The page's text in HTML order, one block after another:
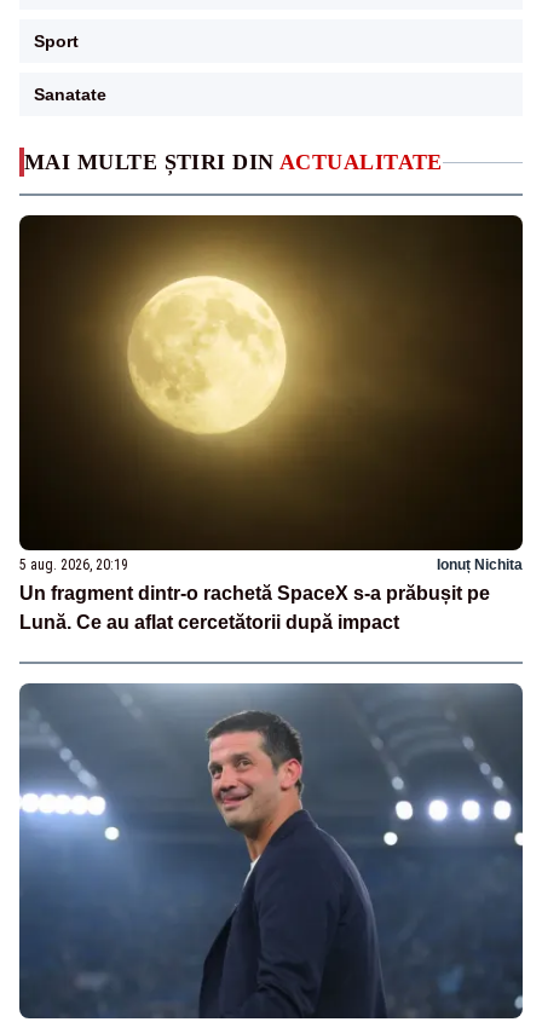
MAI MULTE ȘTIRI DIN ACTUALITATE
5 aug. 2026, 20:19 Ionuț Nichita
Un fragment dintr-o rachetă SpaceX s-a prăbușit pe
Lună. Ce au aflat cercetătorii după impact
Sport
Sanatate